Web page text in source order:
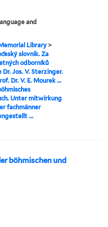
and
Library >
slovnik. Za
odborníků
Dr. Jos. V. Sterzinger.
Dr. V. E. Mourek ...
Unter mitwirkung
fachmänner
...
böhmischen und